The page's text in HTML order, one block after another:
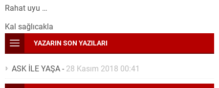
Rahat uyu …
Kal sağlıcakla
YAZARIN SON YAZILARI
ASK İLE YAŞA- 28 Kasım 2018 00:41